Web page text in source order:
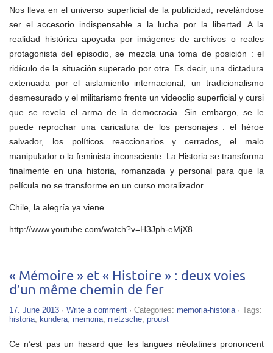
Nos lleva en el universo superficial de la publicidad, revelándose
ser el accesorio indispensable a la lucha por la libertad. A la
realidad histórica apoyada por imágenes de archivos o reales
protagonista del episodio, se mezcla una toma de posición : el
ridículo de la situación superado por otra. Es decir, una dictadura
extenuada por el aislamiento internacional, un tradicionalismo
desmesurado y el militarismo frente un videoclip superficial y cursi
que se revela el arma de la democracia. Sin embargo, se le
puede reprochar una caricatura de los personajes : el héroe
salvador, los políticos reaccionarios y cerrados, el malo
manipulador o la feminista inconsciente. La Historia se transforma
finalmente en una historia, romanzada y personal para que la
película no se transforme en un curso moralizador.
Chile, la alegría ya viene.
http://www.youtube.com/watch?v=H3Jph-eMjX8
« Mémoire » et « Histoire » : deux voies
d’un même chemin de fer
17. June 2013 · Write a comment · Categories: memoria-historia· Tags:
historia, kundera, memoria, nietzsche, proust
Ce n’est pas un hasard que les langues néolatines prononcent